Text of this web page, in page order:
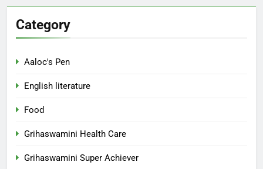
Category
Aaloc's Pen
English literature
Food
Grihaswamini Health Care
Grihaswamini Super Achiever